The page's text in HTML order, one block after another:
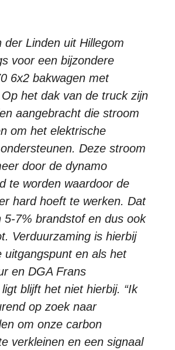
der Linden uit Hillegom
voor een bijzondere
6x2 bakwagen met
het dak van de truck zijn
aangebracht die stroom
om het elektrische
Deze stroom
door de dynamo
te worden waardoor de
hard hoeft te werken. Dat
5-7% brandstof en dus ook
Verduurzaming is hierbij
uitgangspunt en als het
en DGA Frans
blijft het niet hierbij. “Ik
op zoek naar
om onze carbon
verkleinen en een signaal